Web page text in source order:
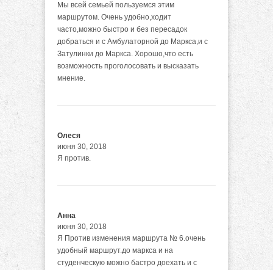
Мы всей семьей пользуемся этим
маршрутом. Очень удобно,ходит
часто,можно быстро и без пересадок
добраться и с Амбулаторной до Маркса,и с
Затулинки до Маркса. Хорошо,что есть
возможность проголосовать и высказать
мнение.
Олеся
июня 30, 2018
Я против.
Анна
июня 30, 2018
Я Против изменения маршрута № 6.очень
удобный маршрут.до маркса и на
студенческую можно бастро доехать и с